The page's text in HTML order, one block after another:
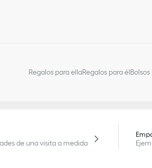
Regalos para ellaRegalos para él
de una visita a medida